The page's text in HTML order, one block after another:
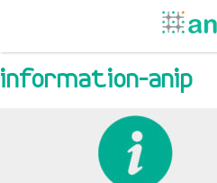
information-anip